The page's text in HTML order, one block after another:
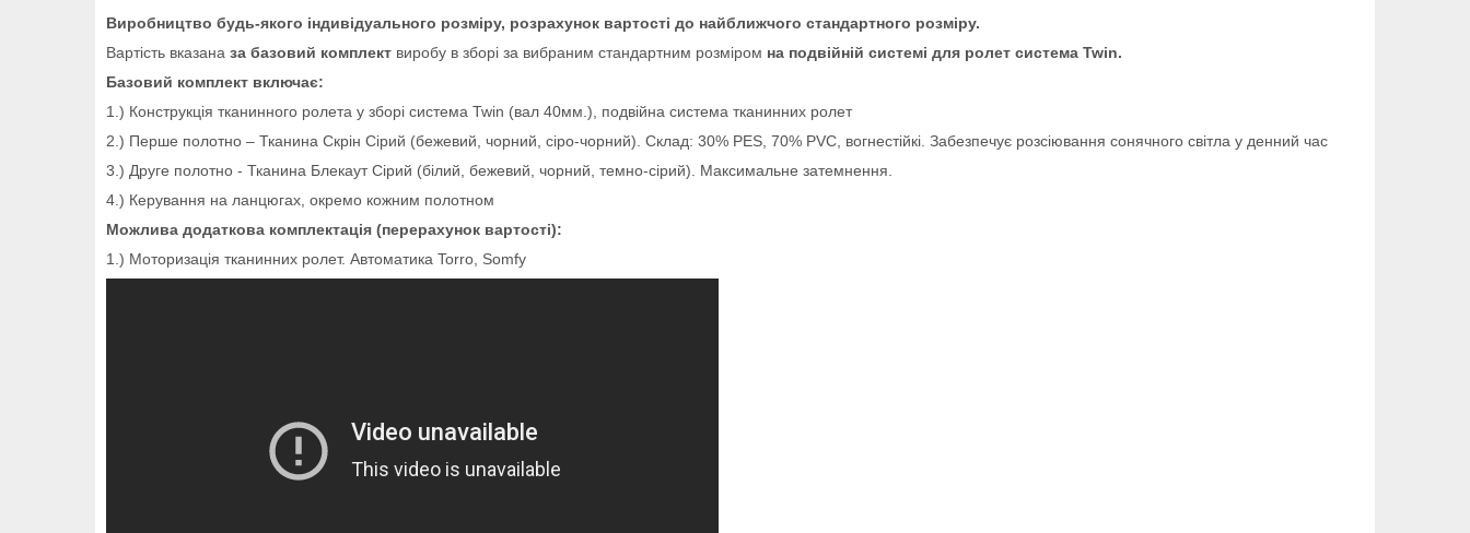
Виробництво будь-якого індивідуального розміру, розрахунок вартості до найближчого стандартного розміру.
Вартість вказана за базовий комплект виробу в зборі за вибраним стандартним розміром на подвійній системі для ролет система Twin.
Базовий комплект включає:
1.) Конструкція тканинного ролета у зборі система Twin (вал 40мм.), подвійна система тканинних ролет
2.) Перше полотно – Тканина Скрін Сірий (бежевий, чорний, сіро-чорний). Склад: 30% PES, 70% PVC, вогнестійкі. Забезпечує розсіювання сонячного світла у денний час
3.) Друге полотно - Тканина Блекаут Сірий (білий, бежевий, чорний, темно-сірий). Максимальне затемнення.
4.) Керування на ланцюгах, окремо кожним полотном
Можлива додаткова комплектація (перерахунок вартості):
1.) Моторизація тканинних ролет. Автоматика Torro, Somfy